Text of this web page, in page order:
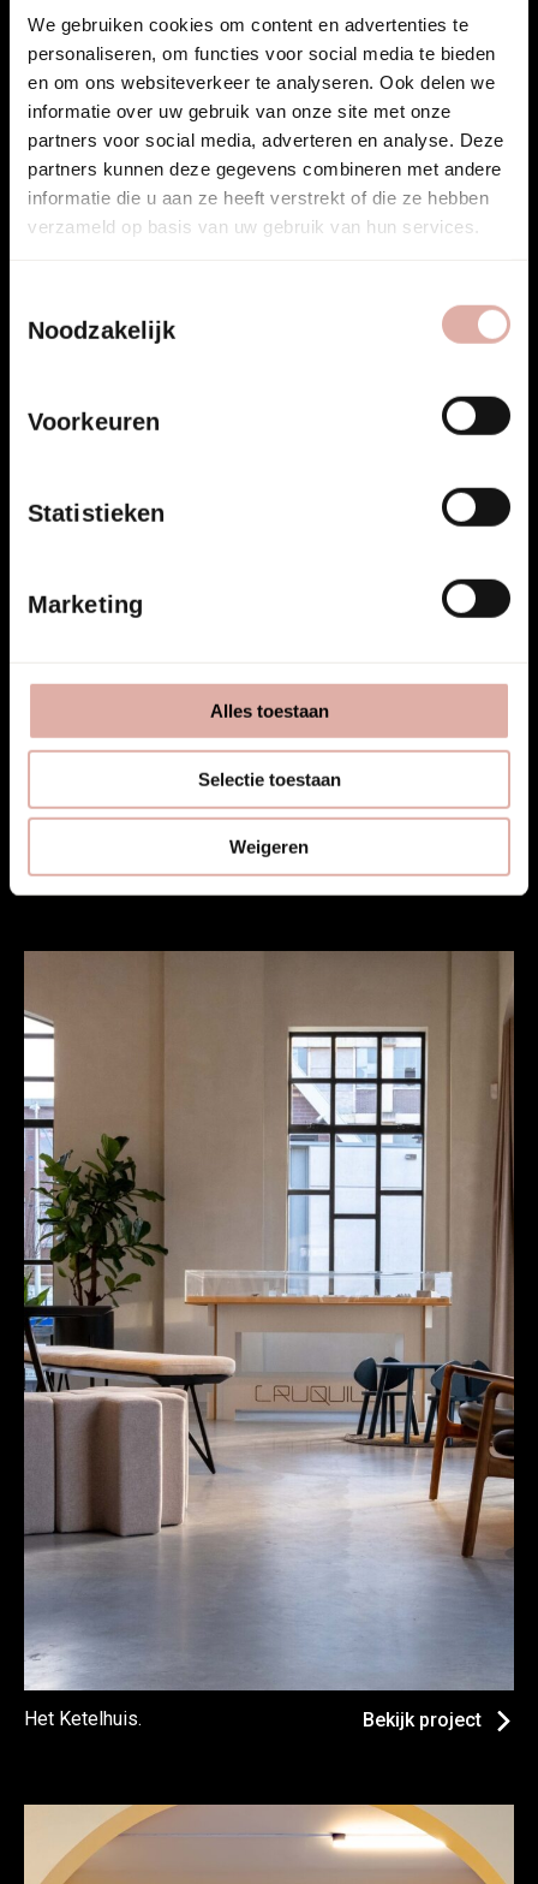
We gebruiken cookies om content en advertenties te
personaliseren, om functies voor social media te bieden
en om ons websiteverkeer te analyseren. Ook delen we
informatie over uw gebruik van onze site met onze
partners voor social media, adverteren en analyse. Deze
partners kunnen deze gegevens combineren met andere
informatie die u aan ze heeft verstrekt of die ze hebben
verzameld op basis van uw gebruik van hun services.
Noodzakelijk
Voorkeuren
Statistieken
Marketing
Alles toestaan
Selectie toestaan
Weigeren
Bekijk project
Bekijk project
Het Ketelhuis.